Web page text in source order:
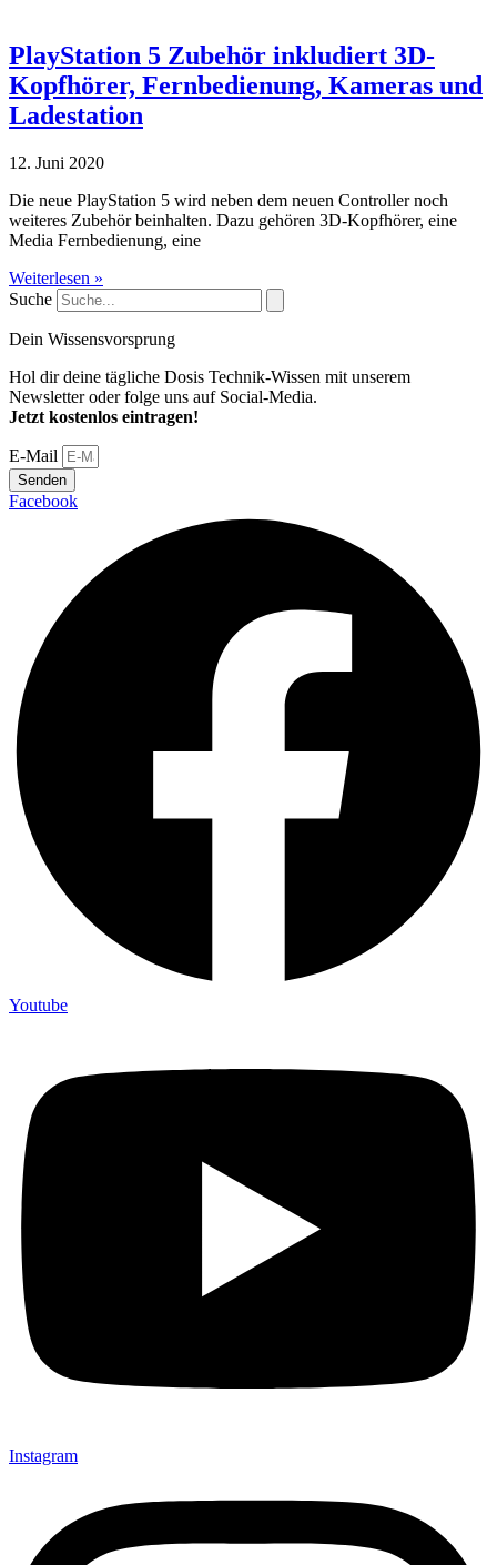
PlayStation 5 Zubehör inkludiert 3D-
Kopfhörer, Fernbedienung, Kameras und
Ladestation
12. Juni 2020
Die neue PlayStation 5 wird neben dem neuen Controller noch
weiteres Zubehör beinhalten. Dazu gehören 3D-Kopfhörer, eine
Media Fernbedienung, eine
Weiterlesen »
Suche
Dein Wissensvorsprung
Hol dir deine tägliche Dosis Technik-Wissen mit unserem
Newsletter oder folge uns auf Social-Media.
Jetzt kostenlos eintragen!
E-Mail
Senden
Facebook
Youtube
Instagram